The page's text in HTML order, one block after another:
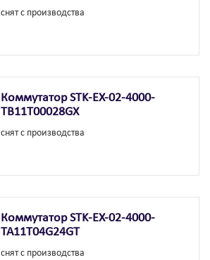
снят с производства
Коммутатор STK-EX-02-4000-
TB11T00028GX
снят с производства
Коммутатор STK-EX-02-4000-
TA11T04G24GT
снят с производства